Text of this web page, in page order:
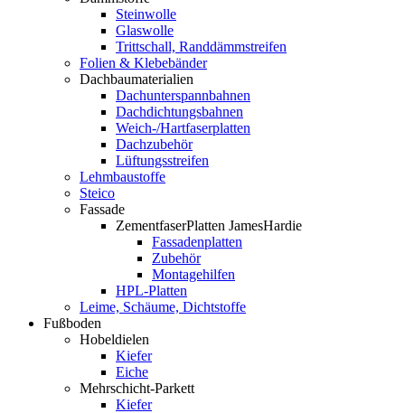
Steinwolle
Glaswolle
Trittschall, Randdämmstreifen
Folien & Klebebänder
Dachbaumaterialien
Dachunterspannbahnen
Dachdichtungsbahnen
Weich-/Hartfaserplatten
Dachzubehör
Lüftungsstreifen
Lehmbaustoffe
Steico
Fassade
ZementfaserPlatten JamesHardie
Fassadenplatten
Zubehör
Montagehilfen
HPL-Platten
Leime, Schäume, Dichtstoffe
Fußboden
Hobeldielen
Kiefer
Eiche
Mehrschicht-Parkett
Kiefer